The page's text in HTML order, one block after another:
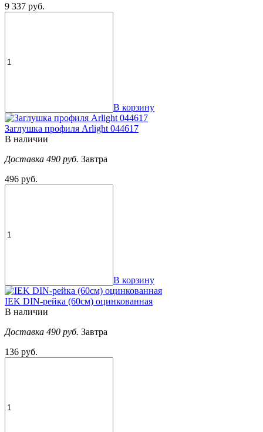
9 337 руб.
В корзину
Заглушка профиля Arlight 044617
В наличии
Доставка 490 руб. Завтра
496 руб.
В корзину
IEK DIN-рейка (60см) оцинкованная
В наличии
Доставка 490 руб. Завтра
136 руб.